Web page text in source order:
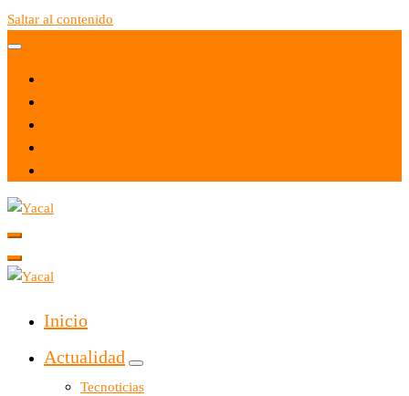
Saltar al contenido
Yacal micro hosting
Inicio
Actualidad
Tecnoticias